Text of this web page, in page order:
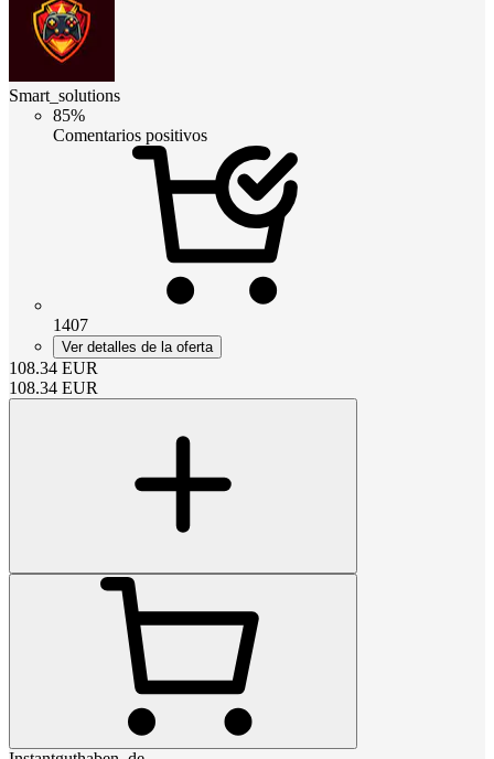
Smart_solutions
85%
Comentarios positivos
1407
Ver detalles de la oferta
108.34 EUR
108.34 EUR